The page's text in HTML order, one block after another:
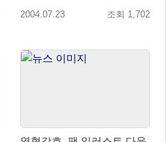
2004.07.23 조회 1,702